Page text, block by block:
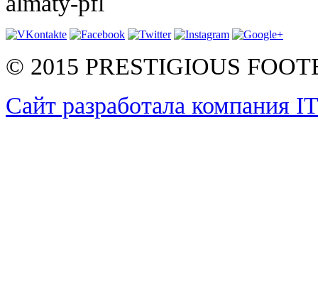
© 2015 PRESTIGIOUS
Сайт разработала компания